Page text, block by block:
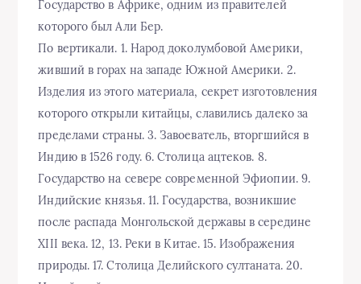
Государство в Африке, одним из правителей
которого был Али Бер.
По вертикали. 1. Народ доколумбовой Америки,
живший в горах на западе Южной Америки. 2.
Изделия из этого материала, секрет изготовления
которого открыли китайцы, славились далеко за
пределами страны. 3. Завоеватель, вторгшийся в
Индию в 1526 году. 6. Столица ацтеков. 8.
Государство на севере современной Эфиопии. 9.
Индийские князья. 11. Государства, возникшие
после распада Монгольской державы в середине
XIII века. 12, 13. Реки в Китае. 15. Изображения
природы. 17. Столица Делийского султаната. 20.